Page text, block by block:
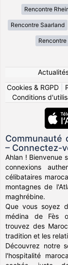
Rencontre
Rencontre Saarland
Rencontre
Cookies & RGPD
Conditions
Communauté
– Connectez-
Ahlan ! Bienvenue
connexions
célibataires
montagnes de
maghrébine.
Que vous soyez
médina de Fès
trouvez des
tradition et les
Découvrez notre
l'hospitalité